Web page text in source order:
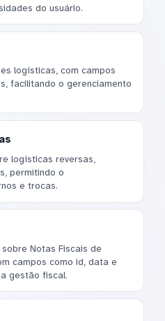
do usuário.
logísticas, com campos
facilitando o gerenciamento
logísticas reversas,
permitindo o
e trocas.
Notas Fiscais de
campos como id, data e
gestão fiscal.